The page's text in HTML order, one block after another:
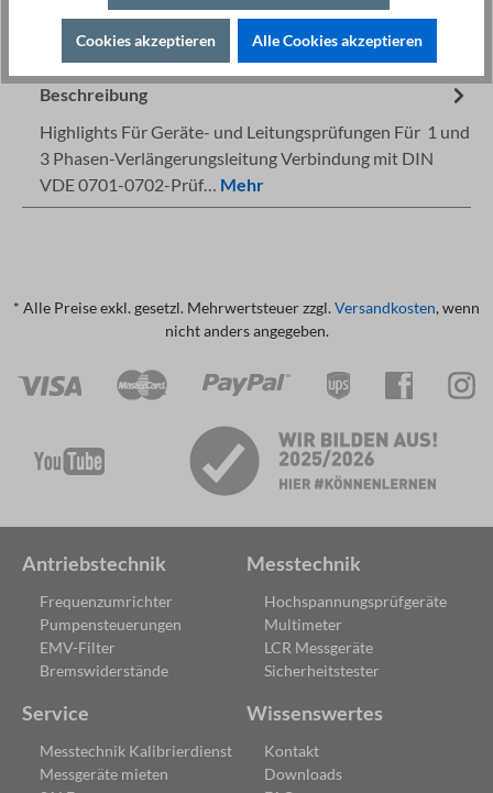
Details
Fachberatung unter
+49 421 277 9999
Drucken
Beschreibung
Highlights Für Geräte- und Leitungsprüfungen Für 1 und
3 Phasen-Verlängerungsleitung Verbindung mit DIN
VDE 0701-0702-Prüf… Mehr
* Alle Preise exkl. gesetzl. Mehrwertsteuer zzgl. Versandkosten, wenn
nicht anders angegeben.
Antriebstechnik
Frequenzumrichter
Pumpensteuerungen
EMV-Filter
Bremswiderstände
Messtechnik
Hochspannungsprüfgeräte
Multimeter
LCR Messgeräte
Sicherheitstester
Service
Messtechnik Kalibrierdienst
Messgeräte mieten
Wissenswertes
Kontakt
Downloads
Cookies akzeptieren Alle Cookies akzeptieren